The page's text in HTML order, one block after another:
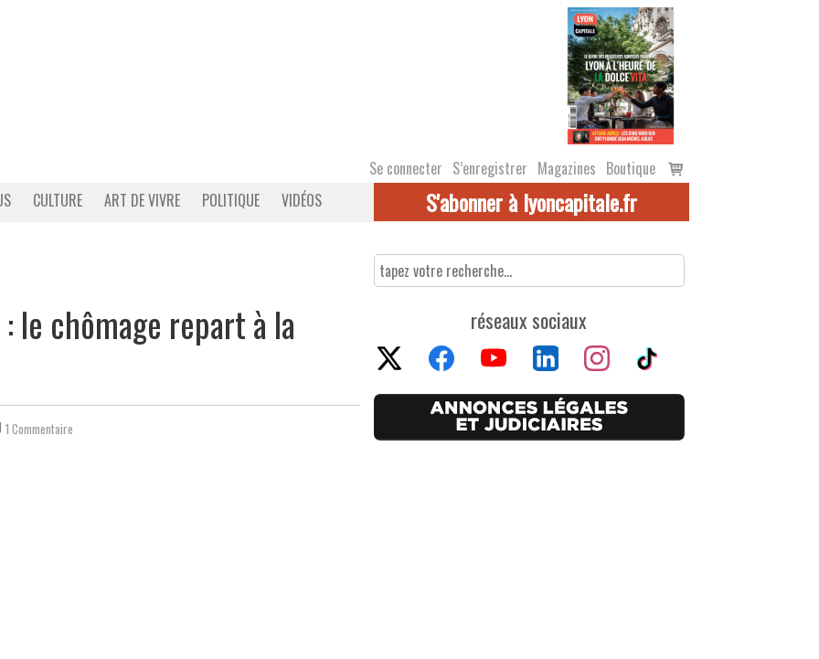
Se connecter S’enregistrer Magazines Boutique
Voir
le
CULTURE ART DE VIVRE POLITIQUE VIDÉOS S'abonner à lyoncapitale.fr
le chômage repart à la
1 Commentaire
réseaux sociaux